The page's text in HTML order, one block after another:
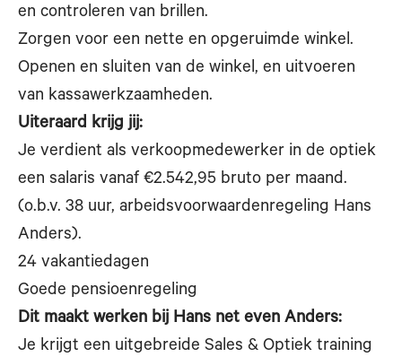
en controleren van brillen.
Zorgen voor een nette en opgeruimde winkel.
Openen en sluiten van de winkel, en uitvoeren
van kassawerkzaamheden.
Uiteraard krijg jij:
Je verdient als verkoopmedewerker in de optiek
een salaris vanaf €2.542,95 bruto per maand.
(o.b.v. 38 uur, arbeidsvoorwaardenregeling Hans
Anders).
24 vakantiedagen
Goede pensioenregeling
Dit maakt werken bij Hans net even Anders:
Je krijgt een uitgebreide Sales & Optiek training